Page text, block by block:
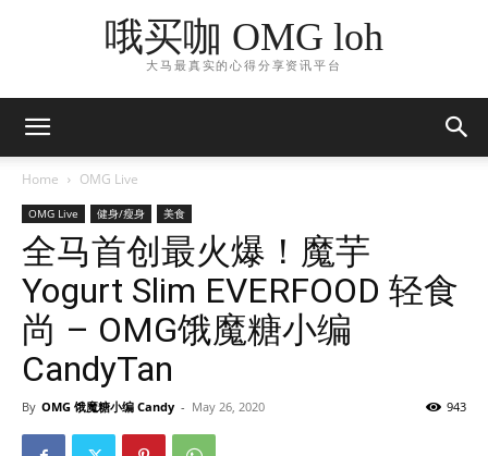
哦买咖 OMG loh
大马最真实的心得分享资讯平台
Home OMG Live
OMG Live 健身/瘦身 美食
全马首创最火爆！魔芋
Yogurt Slim EVERFOOD 轻食
尚 – OMG饿魔糖小编
CandyTan
By OMG 饿魔糖小编 Candy - May 26, 2020 943